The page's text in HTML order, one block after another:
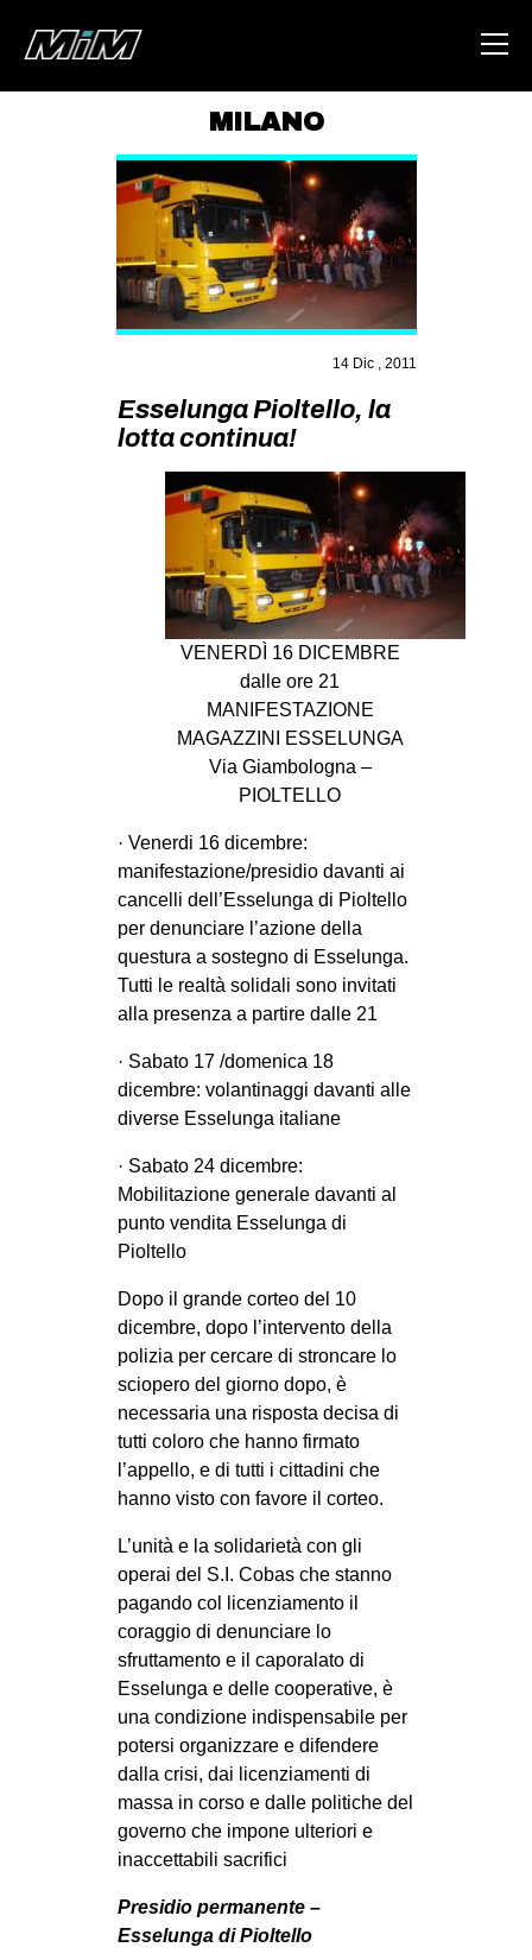
ABOUT
AREA
DEGENERAZIONE
GAZA FREESTYLE
MSM
ZAM
MILANO
MOBILITAZIONI
SPAZI
MOVIMENTI
AMBIENTE
ANTIFASCISMO
DIRITTO ALL’ABITARE
GENERI
MIGRAZIONI
PRECARIATO
CULTURE
ARTE
CINEMA
MANIFESTI
RECENSIONI
INTERNAZIONALE
AFRICA
AMERICHE
ESTREMO ORIENTE
EUROPA
MEDIO ORIENTE
MONDO
EVENTI
in
bsky
SEARCH
MILANO
14 Dic , 2011
Esselunga Pioltello, la
lotta continua!
VENERDÌ 16 DICEMBRE
dalle ore 21
MANIFESTAZIONE
MAGAZZINI ESSELUNGA
Via Giambologna –
PIOLTELLO
· Venerdi 16 dicembre:
manifestazione/presidio davanti ai
cancelli dell’Esselunga di Pioltello
per denunciare l’azione della
questura a sostegno di Esselunga.
Tutti le realtà solidali sono invitati
alla presenza a partire dalle 21
· Sabato 17 /domenica 18
dicembre: volantinaggi davanti alle
diverse Esselunga italiane
· Sabato 24 dicembre:
Mobilitazione generale davanti al
punto vendita Esselunga di
Pioltello
Dopo il grande corteo del 10
dicembre, dopo l’intervento della
polizia per cercare di stroncare lo
sciopero del giorno dopo, è
necessaria una risposta decisa di
tutti coloro che hanno firmato
l’appello, e di tutti i cittadini che
hanno visto con favore il corteo.
L’unità e la solidarietà con gli
operai del S.I. Cobas che stanno
pagando col licenziamento il
coraggio di denunciare lo
sfruttamento e il caporalato di
Esselunga e delle cooperative, è
una condizione indispensabile per
potersi organizzare e difendere
dalla crisi, dai licenziamenti di
massa in corso e dalle politiche del
governo che impone ulteriori e
inaccettabili sacrifici
Presidio permanente –
Esselunga di Pioltello